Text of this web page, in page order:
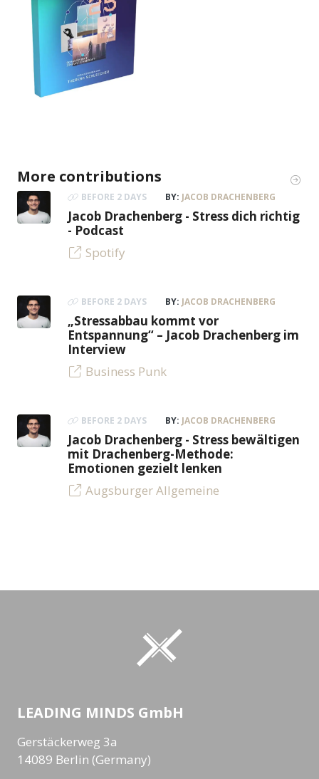
More contributions
BEFORE 2 DAYS BY: JACOB DRACHENBERG
Jacob Drachenberg - Stress dich richtig
- Podcast
Spotify
BEFORE 2 DAYS BY: JACOB DRACHENBERG
„Stressabbau kommt vor
Entspannung“ – Jacob Drachenberg im
Interview
Business Punk
BEFORE 2 DAYS BY: JACOB DRACHENBERG
Jacob Drachenberg - Stress bewältigen
mit Drachenberg-Methode:
Emotionen gezielt lenken
Augsburger Allgemeine
LEADING MINDS GmbH
Gerstäckerweg 3a
14089 Berlin (Germany)